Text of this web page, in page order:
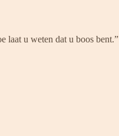
laat u weten dat u boos bent.”